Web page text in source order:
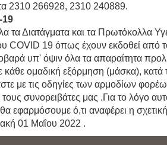
2310 266928, 2310 240889.
τα Διατάγματα και τα Πρωτόκολλα
COVID 19 όπως έχουν εκδοθεί από
υπ' όψιν όλα τα απαραίτητα
κάθε ομαδική εξόρμηση (μάσκα), κατά
με τις οδηγίες των αρμοδίων
συνορειβάτες μας .Για το λόγο
εφαρμόσουμε ό,τι αναφέρει η
01 Μαΐου 2022 .